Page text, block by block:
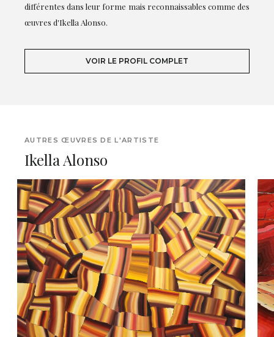
différentes dans leur forme mais reconnaissables comme des
œuvres d'Ikella Alonso.
VOIR LE PROFIL COMPLET
AUTRES ŒUVRES DE L'ARTISTE
Ikella Alonso